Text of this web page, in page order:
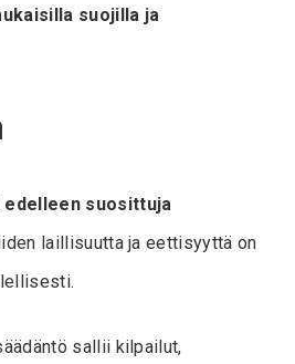
suojilla ja
suosittuja
laillisuutta ja eettisyyttä on
sallii kilpailut,